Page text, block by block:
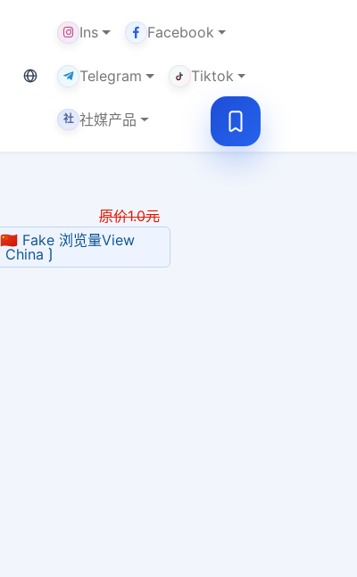
当前语言：繁体
Ins Facebook
Telegram Tiktok
社 社媒产品
原价1.0元
Fake 浏览量View
⟯